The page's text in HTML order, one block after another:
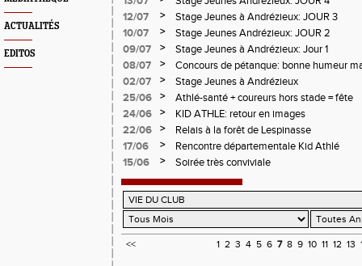
ACTUALITÉS
EDITOS
12/07
>
Stage Jeunes à Andrézieux: JOUR 3
10/07
>
Stage Jeunes Andrézieux: JOUR 2
09/07
>
Stage Jeunes à Andrézieux: Jour 1
08/07
>
Concours de pétanque: bonne humeur
02/07
>
Stage Jeunes à Andrézieux
25/06
>
Athlé-santé + coureurs hors stade = fête
24/06
>
KID ATHLE: retour en images
22/06
>
Relais à la forêt de Lespinasse
17/06
>
Rencontre départementale Kid Athlé
15/06
> Soirée très conviviale
<< 1 2 3 4 5 6 7 8 9 10 11 12 13